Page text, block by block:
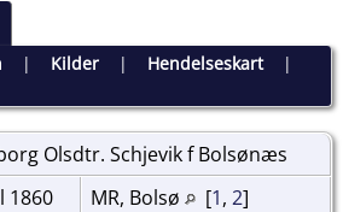
| Kilder| Hendelseskart|
Olsdtr. Schjevik f Bolsønæs
1860 MR, Bolsø [1, 2]